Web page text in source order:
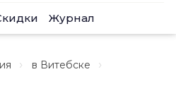
Журнал
в Витебске